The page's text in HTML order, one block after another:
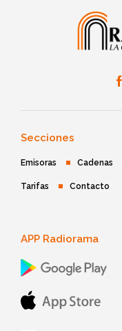
Secciones
Emisoras Cadenas
Tarifas Contacto
APP Radiorama